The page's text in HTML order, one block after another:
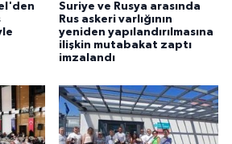
Suriye ve Rusya arasında
Rus askeri varlığının
yeniden yapılandırılmasına
ilişkin mutabakat zaptı
imzalandı